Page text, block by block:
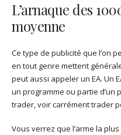
L’arnaque des
moyenne
Ce type de publicité que l’on
en tout genre mettent
peut aussi appeler un EA. Un
un programme ou partie d’un
trader, voir carrément trader
Vous verrez que l’arme la